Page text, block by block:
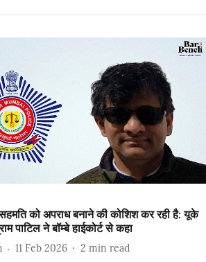
को अपराध बनाने की कोशिश कर रही है: यूके
पाटिल ने बॉम्बे हाईकोर्ट से कहा
11 Feb 2026 2 min read